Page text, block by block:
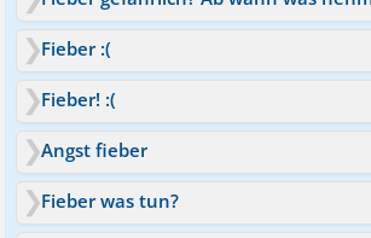
Fieber :(
Fieber! :(
Angst fieber
Fieber was tun?